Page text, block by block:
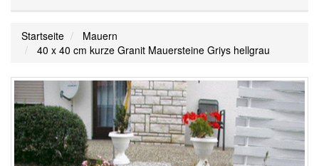
Startseite
Mauern
40 x 40 cm kurze Granit Mauersteine Griys hellgrau